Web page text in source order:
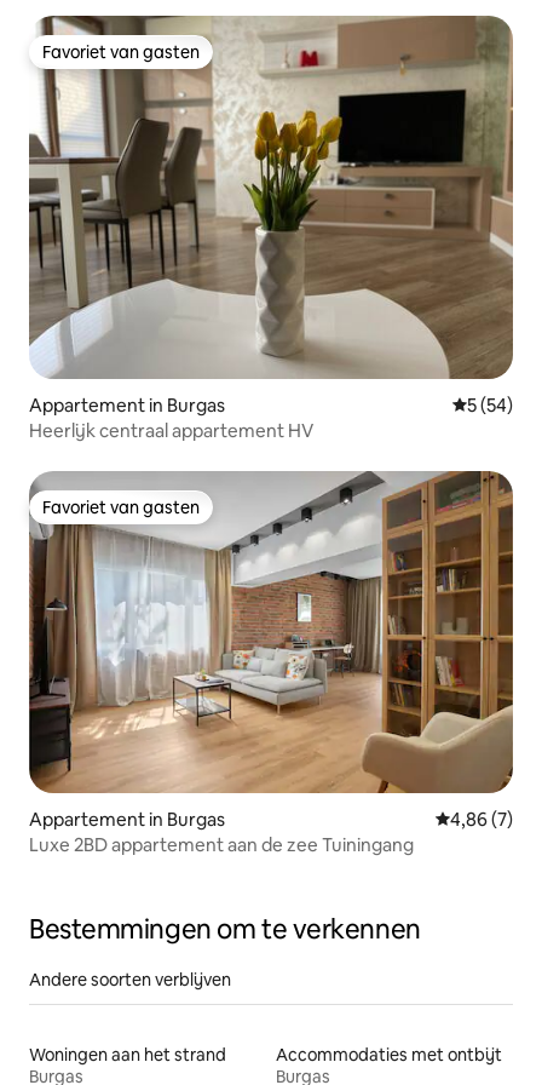
Favoriet van gasten
Favoriet van gasten
Appartement in Burgas
5 (54)
Heerlijk centraal appartement HV
Favoriet van gasten
Favoriet van gasten
Appartement in Burgas Gemiddelde
4,86 (7)
Luxe 2BD appartement aan de zee Tuiningang
Bestemmingen om te verkennen
Andere soorten verblijven
Woningen aan het strand
Burgas
Accommodaties met ontbijt
Burgas